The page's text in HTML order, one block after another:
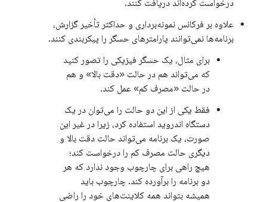
درخواست کرده‌اند دریافت کنند.
علاوه بر فرکانس نمونه‌برداری و حداکثر تأخیر گزارش،
برنامه‌ها نمی‌توانند پارامترهای حسگر را پیکربندی کنند.
برای مثال، یک حسگر فیزیکی را تصور کنید
که می‌تواند هم در حالت «دقت بالا» و هم
در حالت «مصرف کم» عمل کند.
فقط یکی از این دو حالت را می‌توان در یک
دستگاه اندروید استفاده کرد، زیرا در غیر این
صورت، یک برنامه می‌تواند حالت دقت بالا و
دیگری حالت مصرف کم را درخواست کند؛
هیچ راهی برای چارچوب وجود ندارد که هر
دو برنامه را برآورده کند. چارچوب باید
همیشه بتواند همه کلاینت‌های خود را راضی